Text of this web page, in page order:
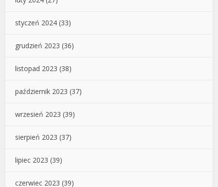
styczeń 2024 (33)
grudzień 2023 (36)
listopad 2023 (38)
październik 2023 (37)
wrzesień 2023 (39)
sierpień 2023 (37)
lipiec 2023 (39)
czerwiec 2023 (39)